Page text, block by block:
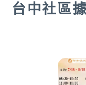
台中社區